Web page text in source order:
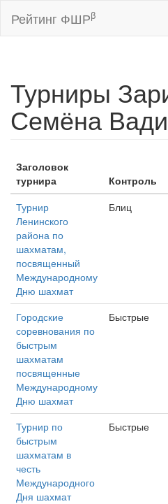
Рейтинг ФШРβ
Турниры
Семёна
Заголовок
турнира
Контроль
Турнир
Ленинского
района по
шахматам,
посвященный
Международному
Дню шахмат
Блиц
Городские
соревнования по
быстрым
шахматам
посвященные
Международному
Дню шахмат
Быстрые
Турнир по
быстрым
шахматам в
честь
Международного
Дня шахмат
Быстрые